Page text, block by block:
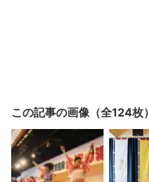
この記事の画像（全124枚）